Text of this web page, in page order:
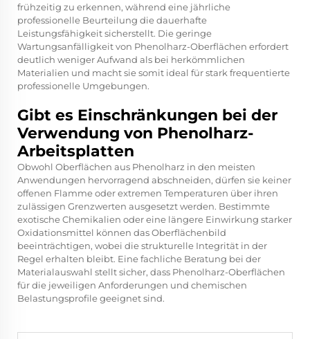
frühzeitig zu erkennen, während eine jährliche
professionelle Beurteilung die dauerhafte
Leistungsfähigkeit sicherstellt. Die geringe
Wartungsanfälligkeit von Phenolharz-Oberflächen erfordert
deutlich weniger Aufwand als bei herkömmlichen
Materialien und macht sie somit ideal für stark frequentierte
professionelle Umgebungen.
Gibt es Einschränkungen bei der
Verwendung von Phenolharz-
Arbeitsplatten
Obwohl Oberflächen aus Phenolharz in den meisten
Anwendungen hervorragend abschneiden, dürfen sie keiner
offenen Flamme oder extremen Temperaturen über ihren
zulässigen Grenzwerten ausgesetzt werden. Bestimmte
exotische Chemikalien oder eine längere Einwirkung starker
Oxidationsmittel können das Oberflächenbild
beeinträchtigen, wobei die strukturelle Integrität in der
Regel erhalten bleibt. Eine fachliche Beratung bei der
Materialauswahl stellt sicher, dass Phenolharz-Oberflächen
für die jeweiligen Anforderungen und chemischen
Belastungsprofile geeignet sind.